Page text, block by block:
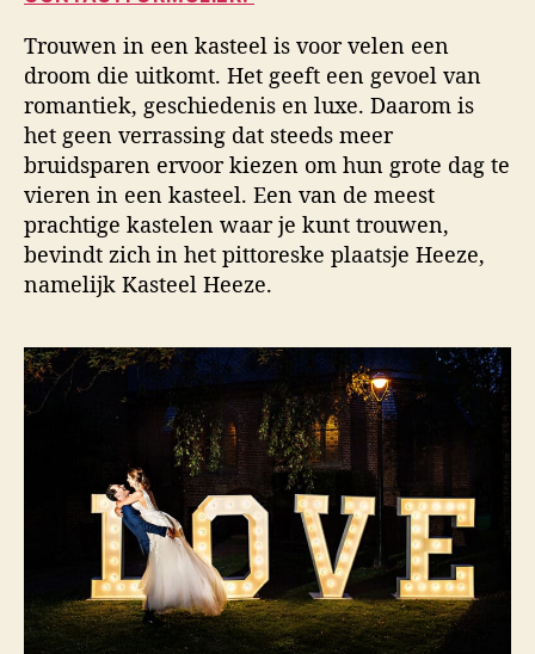
i
d
s
f
o
t
o
g
r
a
f
i
e
u
r
u
m
Trouwen in een kasteel is voor velen een
droom die uitkomt. Het geeft een gevoel van
romantiek, geschiedenis en luxe. Daarom is
het geen verrassing dat steeds meer
bruidsparen ervoor kiezen om hun grote dag te
vieren in een kasteel. Een van de meest
prachtige kastelen waar je kunt trouwen,
bevindt zich in het pittoreske plaatsje Heeze,
namelijk Kasteel Heeze.